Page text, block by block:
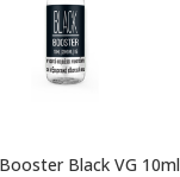
Black VG 10ml